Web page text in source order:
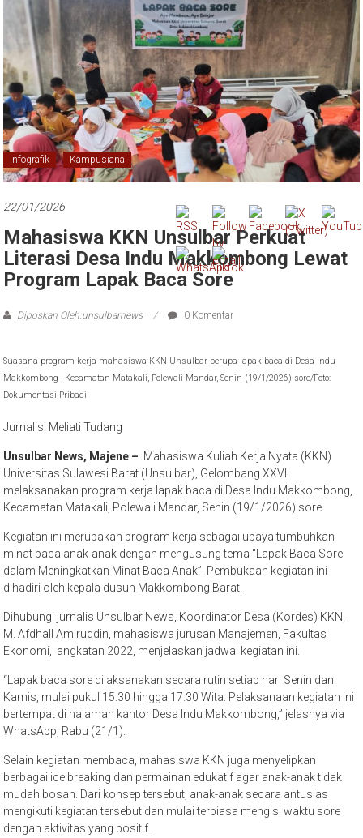
Infografik Kampusiana
22/01/2026
Mahasiswa KKN Unsulbar Perkuat
Literasi Desa Indu Makkombong Lewat
Program Lapak Baca Sore
Diposkan Oleh:unsulbarnews 0 Komentar
Suasana program kerja mahasiswa KKN Unsulbar berupa lapak baca di Desa Indu
Makkombong , Kecamatan Matakali, Polewali Mandar, Senin (19/1/2026) sore/Foto:
Dokumentasi Pribadi
Jurnalis: Meliati Tudang
Unsulbar News, Majene – Mahasiswa Kuliah Kerja Nyata (KKN)
Universitas Sulawesi Barat (Unsulbar), Gelombang XXVI
melaksanakan program kerja lapak baca di Desa Indu Makkombong,
Kecamatan Matakali, Polewali Mandar, Senin (19/1/2026) sore.
Kegiatan ini merupakan program kerja sebagai upaya tumbuhkan
minat baca anak-anak dengan mengusung tema “Lapak Baca Sore
dalam Meningkatkan Minat Baca Anak”. Pembukaan kegiatan ini
dihadiri oleh kepala dusun Makkombong Barat.
Dihubungi jurnalis Unsulbar News, Koordinator Desa (Kordes) KKN,
M. Afdhall Amiruddin, mahasiswa jurusan Manajemen, Fakultas
Ekonomi, angkatan 2022, menjelaskan jadwal kegiatan ini.
“Lapak baca sore dilaksanakan secara rutin setiap hari Senin dan
Kamis, mulai pukul 15.30 hingga 17.30 Wita. Pelaksanaan kegiatan ini
bertempat di halaman kantor Desa Indu Makkombong,” jelasnya via
WhatsApp, Rabu (21/1).
Selain kegiatan membaca, mahasiswa KKN juga menyelipkan
berbagai ice breaking dan permainan edukatif agar anak-anak tidak
mudah bosan. Dari konsep tersebut, anak-anak secara antusias
mengikuti kegiatan tersebut dan mulai terbiasa mengisi waktu sore
dengan aktivitas yang positif.